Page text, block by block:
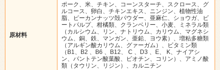
原材料
ポーク、米、チキン、コーンスターチ、スクロース、グ
ルコース、卵白、チキンエキス、ニンジン、植物性油
脂、ピーカンナッツ殻パウダー、亜麻仁、ショウガ、ビ
ートパルプ、柑橘類、クランベリー、小麦、ミネラル類
（カルシウム、リン、ナトリウム、カリウム、マグネシ
ウム、銅、鉄、マンガン、亜鉛、ヨウ素）、増粘多糖類
（アルギン酸カリウム、グァーガム）、ビタミン類
（B1、B2 、B6 、B12、 C 、D3 、E、 K、ナイアシ
ン、パントテン酸葉酸、ビオチン、コリン）、アミノ酸
類（タウリン、リジン）、カルニチン